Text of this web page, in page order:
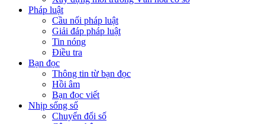
Pháp luật
Cầu nối pháp luật
Giải đáp pháp luật
Tin nóng
Điều tra
Bạn đọc
Thông tin từ bạn đọc
Hồi âm
Bạn đọc viết
Nhịp sống số
Chuyển đổi số